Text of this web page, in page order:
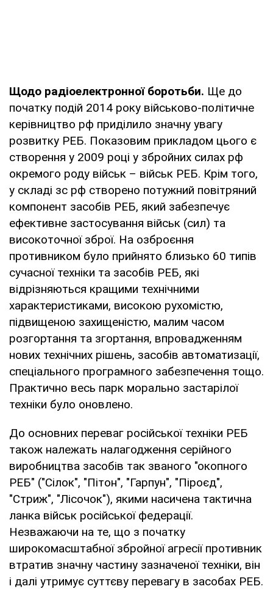
Щодо радіоелектронної боротьби. Ще до
початку подій 2014 року військово-політичне
керівництво рф приділило значну увагу
розвитку РЕБ. Показовим прикладом цього є
створення у 2009 році у збройних силах рф
окремого роду військ – військ РЕБ. Крім того,
у складі зс рф створено потужний повітряний
компонент засобів РЕБ, який забезпечує
ефективне застосування військ (сил) та
високоточної зброї. На озброєння
противником було прийнято близько 60 типів
сучасної техніки та засобів РЕБ, які
відрізняються кращими технічними
характеристиками, високою рухомістю,
підвищеною захищеністю, малим часом
розгортання та згортання, впровадженням
нових технічних рішень, засобів автоматизації,
спеціального програмного забезпечення тощо.
Практично весь парк морально застарілої
техніки було оновлено.
До основних переваг російської техніки РЕБ
також належать налагодження серійного
виробництва засобів так званого "окопного
РЕБ" ("Cілок", "Пітон", "Гарпун", "Піроєд",
"Стриж", "Лісочок"), якими насичена тактична
ланка військ російської федерації.
Незважаючи на те, що з початку
широкомасштабної збройної агресії противник
втратив значну частину зазначеної техніки, він
і далі утримує суттєву перевагу в засобах РЕБ.